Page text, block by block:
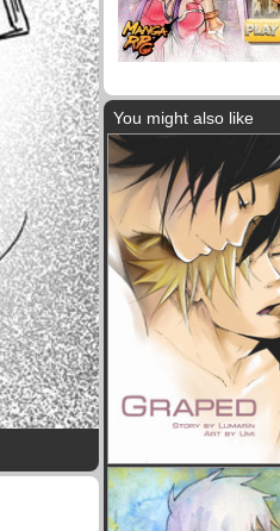
You might also like